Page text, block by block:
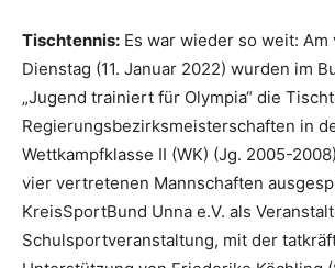
Tischtennis: Es war wieder so weit: Am
Dienstag (11. Januar 2022) wurden im
„Jugend trainiert für Olympia“ die
Regierungsbezirksmeisterschaften in
Wettkampfklasse II (WK) (Jg. 2005-
vier vertretenen Mannschaften
KreisSportBund Unna e.V. als
Schulsportveranstaltung, mit der